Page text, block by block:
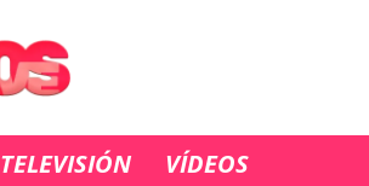
TELEVISIÓN VÍDEOS